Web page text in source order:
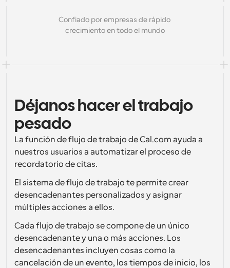
RR
Educación
¡Prueba Cal.ai ahora!
Componentes de Programación
App Store
Integra con tus aplicaciones favoritas
¿Necesitas aprender más sobre nuestro sistema?
Consulta la documentación de ayuda.
Incrustar
Incorpora Cal.com en tu sitio web
Programa tiempo libre con facilidad
Pagos
Flujos de trabajo
Automatiza la programación y los recordatorios
Confiado por empresas de rápido
crecimiento en todo el mundo
Déjanos hacer el trabajo
pesado
La función de flujo de trabajo de Cal.com ayuda a
nuestros usuarios a automatizar el proceso de
recordatorio de citas.
El sistema de flujo de trabajo te permite crear
desencadenantes personalizados y asignar
múltiples acciones a ellos.
Cada flujo de trabajo se compone de un único
desencadenante y una o más acciones. Los
desencadenantes incluyen cosas como la
cancelación de un evento, los tiempos de inicio, los